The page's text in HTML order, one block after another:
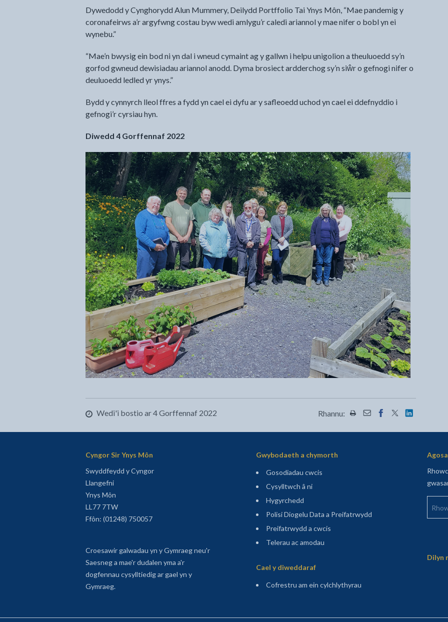
Dywedodd y Cynghorydd Alun Mummery, Deilydd Portffolio Tai Ynys Môn, “Mae pandemig y
coronafeirws a’r argyfwng costau byw wedi amlygu’r caledi ariannol y mae nifer o bobl yn ei
wynebu.”
“Mae’n bwysig ein bod ni yn dal i wneud cymaint ag y gallwn i helpu unigolion a theuluoedd sy’n
gorfod gwneud dewisiadau ariannol anodd. Dyma brosiect ardderchog sy’n siŵr o gefnogi nifer o
deuluoedd ledled yr ynys.”
Bydd y cynnyrch lleol ffres a fydd yn cael ei dyfu ar y safleoedd uchod yn cael ei ddefnyddio i
gefnogi’r cyrsiau hyn.
Diwedd 4 Gorffennaf 2022
Wedi'i bostio ar 4 Gorffennaf 2022 Rhannu: Rhannwch y dudalen hon
Rhannwch y dudalen
Rhannwch y
Rhannwch y
Rhannwch
Cyngor Sir Ynys Môn
Swyddfeydd y Cyngor
Llangefni
Ynys Môn
LL77 7TW
Ffôn: (01248) 750057
Croesawir galwadau yn y Gymraeg neu'r
Saesneg a mae'r dudalen yma a'r
dogfennau cysylltiedig ar gael yn y
Gymraeg.
Gwybodaeth a chymorth
Gosodiadau cwcis
Cysylltwch â ni
Hygyrchedd
Polisi Diogelu Data a Preifatrwydd
Preifatrwydd a cwcis
Telerau ac amodau
Cael y diweddaraf
Cofrestru am ein cylchlythyrau
Dilyn